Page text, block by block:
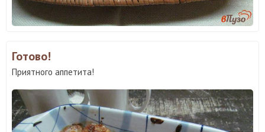
Готово!
Приятного аппетита!